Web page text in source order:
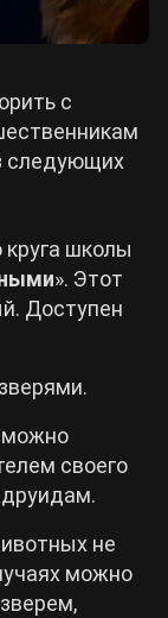
с
следующих
круга школы
». Этот
Доступен
можно
своего
не
можно